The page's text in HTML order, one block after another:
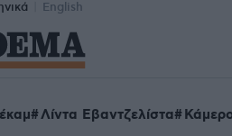
English
Λίντα Εβαντζελίστα